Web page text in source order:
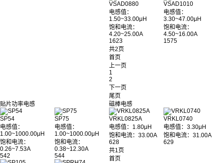
VSAD0880
电感值：
1.50~33.00μH
饱和电流：
4.20~25.00A
1623
VSAD1010
电感值：
3.30~47.00μH
饱和电流：
4.50~16.00A
1575
共2页
首页
上一页
1
2
下一页
尾页
贴片功率电感
SP54
电感值：
1.00~1000.00μH
饱和电流：
0.26~7.53A
542
SP75
电感值：
1.00~1000.00μH
饱和电流：
0.38~12.30A
544
磁棒电感
VRKL0825A
电感值：1.80μH
饱和电流：33.00A
628
VRKL0740
电感值：3.30μH
饱和电流：31.00A
629
共1页
首页